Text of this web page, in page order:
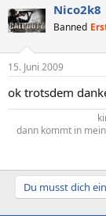
Nico2k8
Banned
15. Juni 2009
ok trotsdem
dann kommt in
Du musst dich